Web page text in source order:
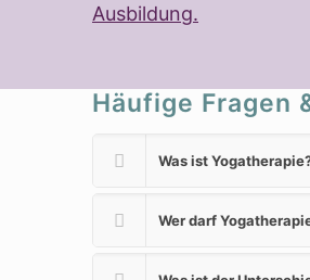
Ausbildung.
Häufige Fragen
Was ist
Wer darf